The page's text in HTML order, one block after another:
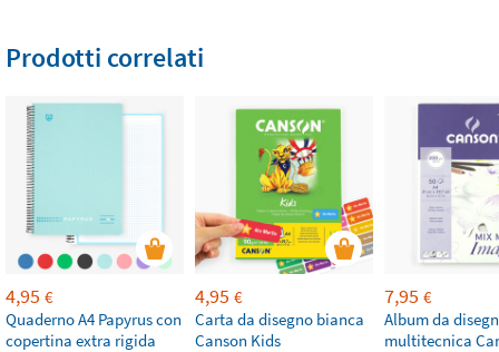
Prodotti correlati
4,95 €
Quaderno A4 Papyrus con
copertina extra rigida
4,95 €
Carta da disegno bianca
Canson Kids
7,95 €
Album da
multitecnica